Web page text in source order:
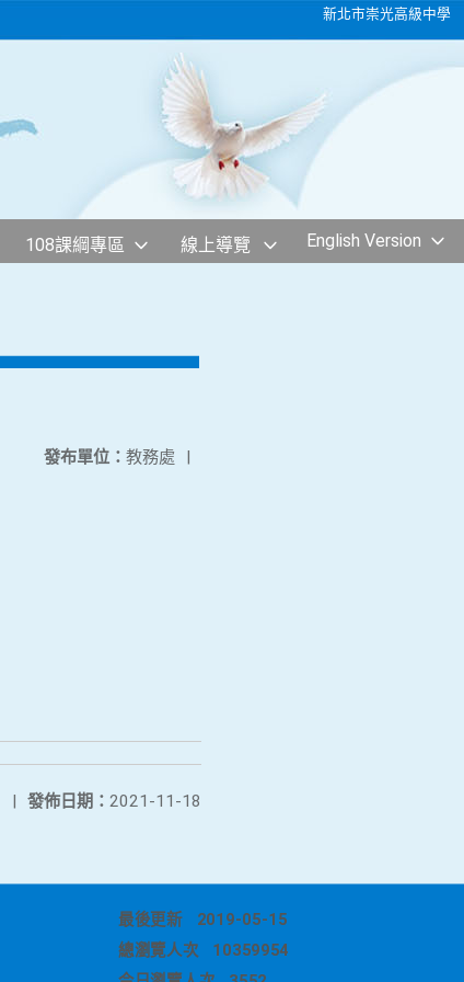
新北市崇光高級中學
108課綱專區 線上導覽 English Version
發布單位： 教務處 |
發佈日期： 2021-11-18
|
最後更新
2019-05-15
總瀏覽人次
10359954